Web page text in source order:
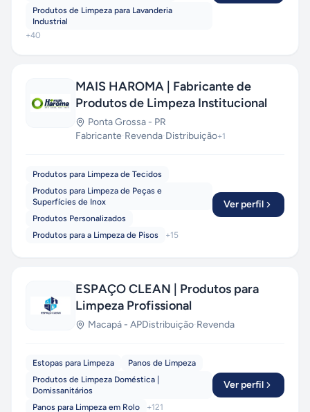
Produtos de Limpeza para Lavanderia
Industrial
+40
MAIS HAROMA | Fabricante de
Produtos de Limpeza Institucional
Ponta Grossa - PR
Fabricante·Revenda·Distribuição+1
Produtos para Limpeza de Tecidos
Produtos para Limpeza de Peças e
Superfícies de Inox
Produtos Personalizados
Produtos para a Limpeza de Pisos
+15
Ver perfil
ESPAÇO CLEAN | Produtos para
Limpeza Profissional
Macapá - APDistribuição·Revenda
Estopas para Limpeza
Panos de Limpeza
Produtos de Limpeza Doméstica |
Domissanitários
Panos para Limpeza em Rolo
+121
Ver perfil